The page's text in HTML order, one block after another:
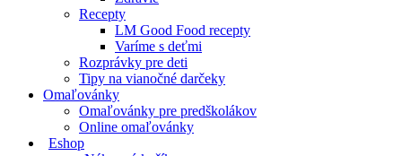
Recepty
LM Good Food recepty
Varíme s deťmi
Rozprávky pre deti
Tipy na vianočné darčeky
Omaľovánky
Omaľovánky pre predškolákov
Online omaľovánky
Eshop